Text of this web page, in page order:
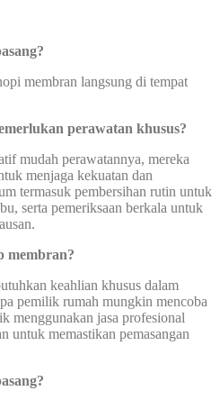
membran langsung di tempat
perawatan khusus?
mudah perawatannya, mereka
menjaga kekuatan dan
termasuk pembersihan rutin untuk
serta pemeriksaan berkala untuk
membran?
keahlian khusus dalam
pemilik rumah mungkin mencoba
menggunakan jasa profesional
untuk memastikan pemasangan